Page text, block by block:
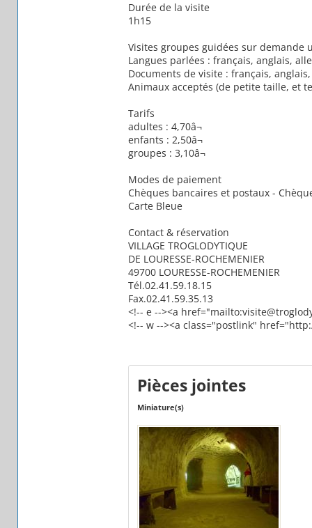
Durée de la visite
1h15
Visites groupes guidées sur demande
Langues parlées : français, anglais,
Documents de visite : français,
Animaux acceptés (de petite taille, et
Tarifs
adultes : 4,70â¬
enfants : 2,50â¬
groupes : 3,10â¬
Modes de paiement
Chèques bancaires et postaux -
Carte Bleue
Contact & réservation
VILLAGE TROGLODYTIQUE
DE LOURESSE-ROCHEMENIER
49700 LOURESSE-ROCHEMENIER
Tél.02.41.59.18.15
Fax.02.41.59.35.13
<!-- e --><a
<!-- w --><a class="postlink"
Pièces jointes
Miniature(s)